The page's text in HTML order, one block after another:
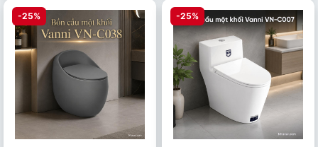
-25% -25%